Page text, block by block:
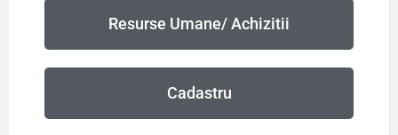
Resurse Umane/ Achizitii
Cadastru